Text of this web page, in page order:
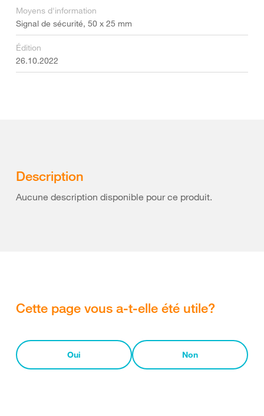
Moyens d'information
Signal de sécurité, 50 x 25 mm
Édition
26.10.2022
Description
Aucune description disponible pour ce produit.
Cette page vous a-t-elle été utile?
Oui Non